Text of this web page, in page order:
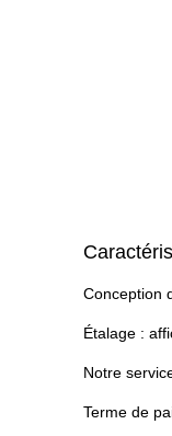
Conception
Étalage :
Notre
Terme de